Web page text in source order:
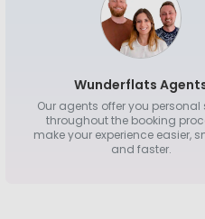
Wunderflats
Our agents offer you personal
throughout the booking
make your experience easier,
and faster.